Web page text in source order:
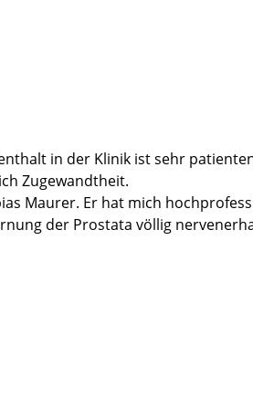
in der Klinik ist sehr
Zugewandtheit.
Maurer. Er hat mich
der Prostata völlig
Monate nach der OP, habe ich